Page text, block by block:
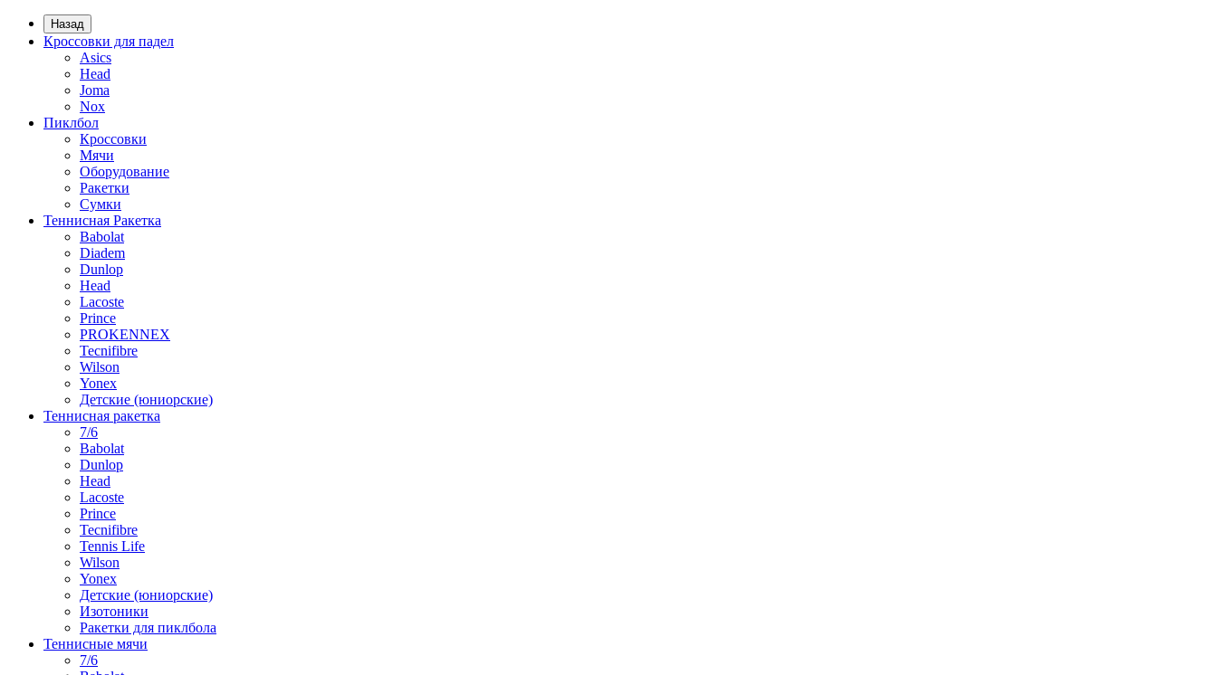
Назад
Кроссовки для падел
Asics
Head
Joma
Nox
Пиклбол
Кроссовки
Мячи
Оборудование
Ракетки
Сумки
Теннисная Ракетка
Babolat
Diadem
Dunlop
Head
Lacoste
Prince
PROKENNEX
Tecnifibre
Wilson
Yonex
Детские (юниорские)
Теннисная ракетка
7/6
Babolat
Dunlop
Head
Lacoste
Prince
Tecnifibre
Tennis Life
Wilson
Yonex
Детские (юниорские)
Изотоники
Ракетки для пиклбола
Теннисные мячи
7/6